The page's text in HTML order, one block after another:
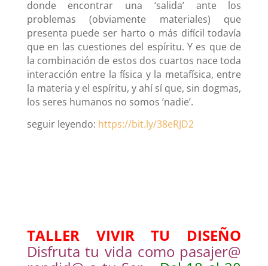
donde encontrar una ‘salida’ ante los
problemas (obviamente materiales) que
presenta puede ser harto o más difícil todavía
que en las cuestiones del espíritu. Y es que de
la combinación de estos dos cuartos nace toda
interacción entre la física y la metafísica, entre
la materia y el espíritu, y ahí sí que, sin dogmas,
los seres humanos no somos ‘nadie’.
seguir leyendo: https://bit.ly/38eRJD2
TALLER VIVIR TU DISEÑO
Disfruta tu vida como pasajer@